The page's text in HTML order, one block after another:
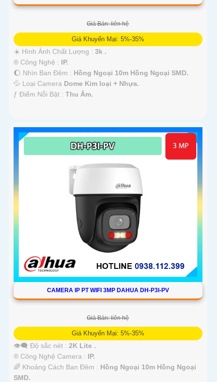
Giá Bán: liên hệ
Giá Khuyến Mại: 5%-35%
☀️ Hình Ành Chất Lượng : 3k .
®️ Công Nghệ : IP.
🌔 Nhìn Ban Đêm : Hồng Ngoại 10m Hồng Ngoại SMD.
💦 Loại Camera Dome Kim loại + Nhựa.
️ƒ Điểm Nỗi Bật : Thu Âm.
CAMERA IP PT WIFI 3MP DAHUA DH-P3I-PV
Giá Bán: liên hệ
Giá Khuyến Mại: 5%-35%
👁️‍🗨 Độ sắc nét : 2K Lite .
®️ Công Nghệ Camera : IP.
🌈 Khoảng Cách Ban Đêm : Hồng Ngoại 10m Hồng Ngoại
SMD.